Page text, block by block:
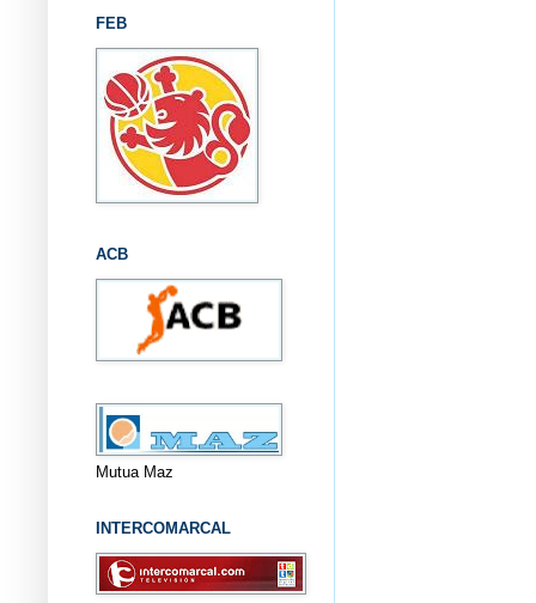
FEB
ACB
Mutua Maz
INTERCOMARCAL